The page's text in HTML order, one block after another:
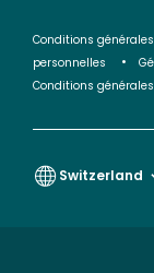
Conditions
personnelles
Conditions
Switzerland